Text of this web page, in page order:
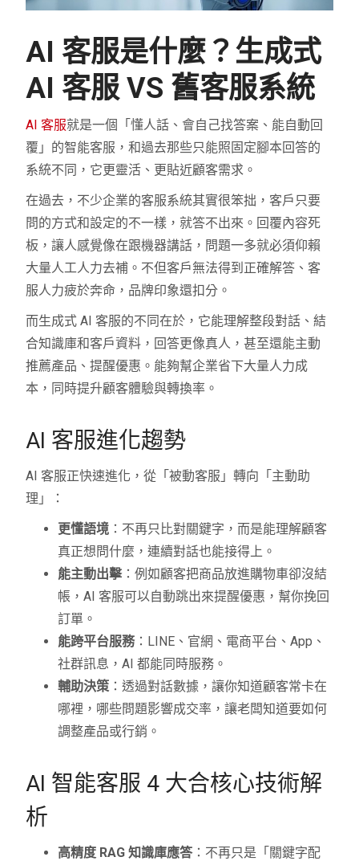
AI 客服是什麼？生成式
AI 客服 VS 舊客服系統
AI 客服就是一個「懂人話、會自己找答案、能自動回
覆」的智能客服，和過去那些只能照固定腳本回答的
系統不同，它更靈活、更貼近顧客需求。
在過去，不少企業的客服系統其實很笨拙，客戶只要
問的方式和設定的不一樣，就答不出來。回覆內容死
板，讓人感覺像在跟機器講話，問題一多就必須仰賴
大量人工人力去補。不但客戶無法得到正確解答、客
服人力疲於奔命，品牌印象還扣分。
而生成式 AI 客服的不同在於，它能理解整段對話、結
合知識庫和客戶資料，回答更像真人，甚至還能主動
推薦產品、提醒優惠。能夠幫企業省下大量人力成
本，同時提升顧客體驗與轉換率。
AI 客服進化趨勢
AI 客服正快速進化，從「被動客服」轉向「主動助
理」：
更懂語境 ：不再只比對關鍵字，而是能理解顧客
真正想問什麼，連續對話也能接得上。
能主動出擊：例如顧客把商品放進購物車卻沒結
帳，AI 客服可以自動跳出來提醒優惠，幫你挽回
訂單。
能跨平台服務 ：LINE、官網、電商平台、App、
社群訊息，AI 都能同時服務。
輔助決策 ：透過對話數據，讓你知道顧客常卡在
哪裡，哪些問題影響成交率，讓老闆知道要如何
調整產品或行銷。
AI 智能客服 4 大合核心技術解
析
高精度 RAG 知識庫應答：不再只是「關鍵字配